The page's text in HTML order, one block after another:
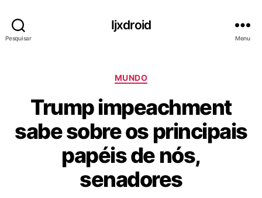
Pesquisar
Ijxdroid
Menu
C
t
e
g
o
r
i
a
s
MUNDO
Trump impeachment
sabe sobre os principais
papéis de nós,
senadores